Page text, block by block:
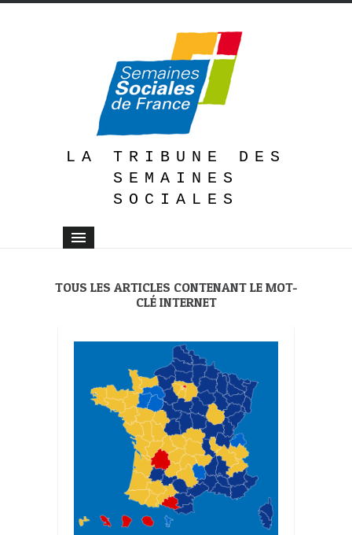
LA TRIBUNE DES
SEMAINES
SOCIALES
TOUS LES ARTICLES CONTENANT LE MOT-
CLÉ INTERNET